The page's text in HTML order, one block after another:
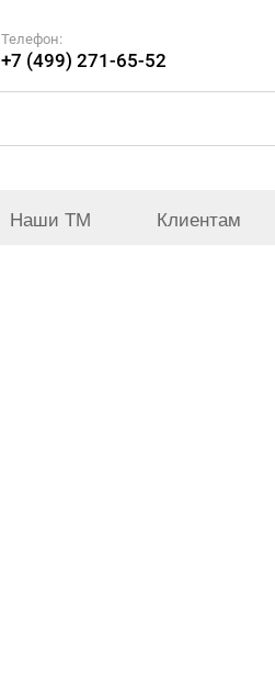
Телефон:
+7 (499) 271-65-52
Наши ТМ Клиентам